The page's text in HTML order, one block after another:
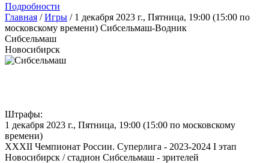
Подробности
Главная /Игры / 1 декабря 2023 г., Пятница, 19:00 (15:00 по
московскому времени) Сибсельмаш-Водник
Сибсельмаш
Новосибирск
Штрафы:
1 декабря 2023 г., Пятница, 19:00 (15:00 по московскому
времени)
XXXII Чемпионат России. Суперлига - 2023-2024 I этап
Новосибирск / стадион Сибсельмаш - зрителей